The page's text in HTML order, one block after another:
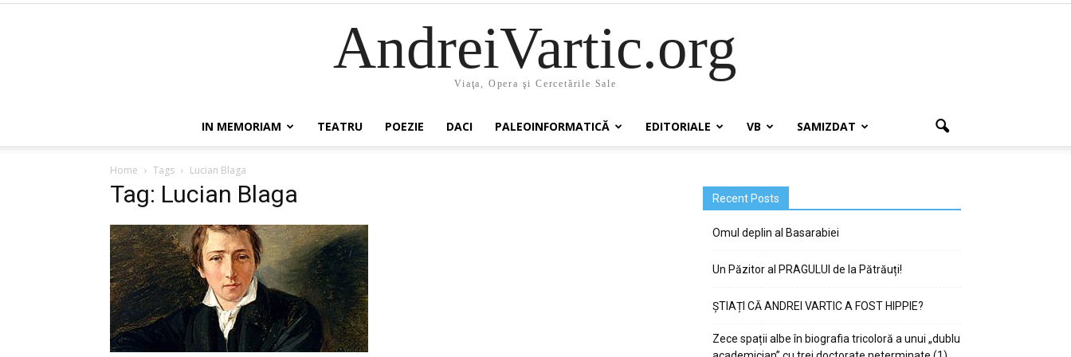
AndreiVartic.org
Viaţa, Opera şi Cercetările Sale
IN MEMORIAM TEATRU POEZIE DACI PALEOINFORMATICĂ EDITORIALE VB SAMIZDAT
Home Tags Lucian Blaga
Tag: Lucian Blaga Recent Posts
Omul deplin al Basarabiei
Un Păzitor al PRAGULUI de la Pătrăuți!
ȘTIAȚI CĂ ANDREI VARTIC A FOST HIPPIE?
Zece spații albe în biografia tricoloră a unui „dublu